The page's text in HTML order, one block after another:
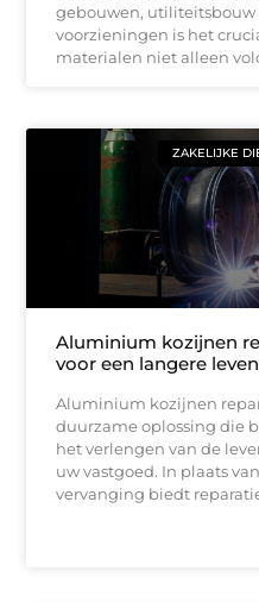
gebouwen,
voorzieningen is het
materialen niet alleen
ZAKELIJKE
Aluminium kozijnen
voor een langere
Aluminium kozijnen
duurzame oplossing die
het verlengen van de
uw vastgoed. In plaats
vervanging biedt